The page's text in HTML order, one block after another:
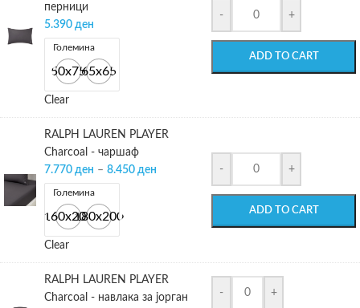
перници
5.390 ден
Големина
50x7565x65
Clear
- +
ADD TO CART
RALPH LAUREN PLAYER
Charcoal - чаршаф
7.770 ден – 8.450 ден
Големина
160x200180x200
Clear
- +
ADD TO CART
RALPH LAUREN PLAYER
Charcoal - навлака за јорган
- +